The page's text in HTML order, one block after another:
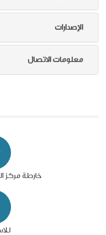
الإصدارات
معلومات الاتصال
خارطة مركز